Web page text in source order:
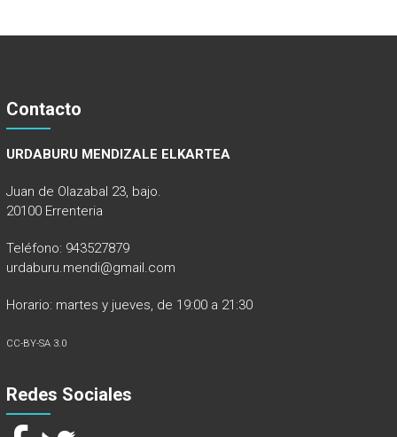
Contacto
URDABURU MENDIZALE ELKARTEA
Juan de Olazabal 23, bajo.
20100 Errenteria
Teléfono: 943527879
urdaburu.mendi@gmail.com
Horario: martes y jueves, de 19:00 a 21:30
CC-BY-SA 3.0
Redes Sociales